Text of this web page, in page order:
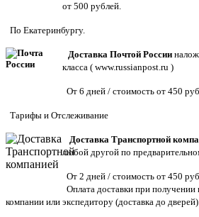
от 500 рублей.
По Екатеринбургу.
Доставка Почтой России
класса ( www.russianpost.ru )
От 6 дней / стоимость от 450
Тарифы и Отслеживание
Доставка Транспортной
любой другой по
От 2 дней / стоимость от 450
Оплата доставки при
компании или экспедитору (доставка до дверей)